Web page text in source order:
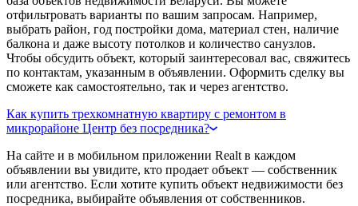
отфильтровать варианты по вашим запросам. Например,
выбрать район, год постройки дома, материал стен, наличие
балкона и даже высоту потолков и количество санузлов.
Чтобы обсудить объект, который заинтересовал вас, свяжитесь
по контактам, указанным в объявлении. Оформить сделку вы
сможете как самостоятельно, так и через агентство.
Как купить трехкомнатную квартиру с ремонтом в
микрорайоне Центр без посредника?
На сайте и в мобильном приложении Realt в каждом
объявлении вы увидите, кто продает объект — собственник
или агентство. Если хотите купить объект недвижимости без
посредника, выбирайте объявления от собственников.